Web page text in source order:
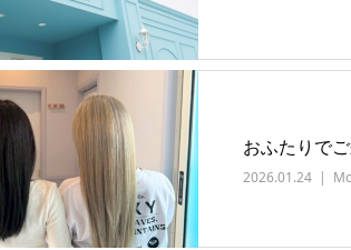
おふたりで
2026.01.24